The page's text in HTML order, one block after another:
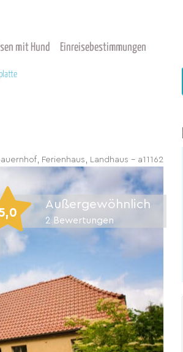
mit Hund Einreisebestimmungen
Ferienhaus, Landhaus - a11162
Außergewöhnlich
2 Bewertungen